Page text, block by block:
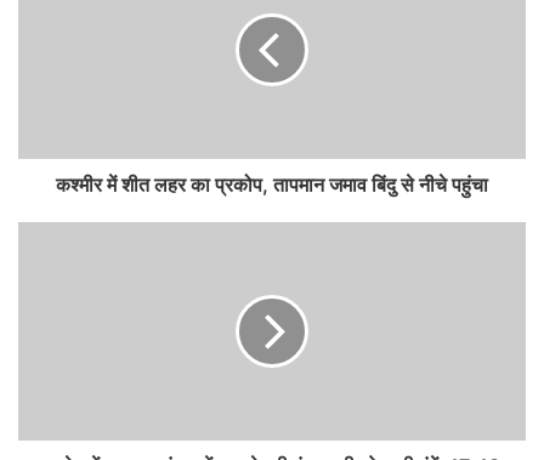
कश्मीर में शीत लहर का प्रकोप, तापमान जमाव बिंदु से नीचे पहुंचा